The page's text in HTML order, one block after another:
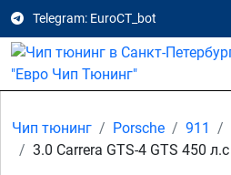
Telegram: EuroCT_bot
Чип тюнинг Porsche 911
3.0 Carrera GTS-4 GTS 450 л.с